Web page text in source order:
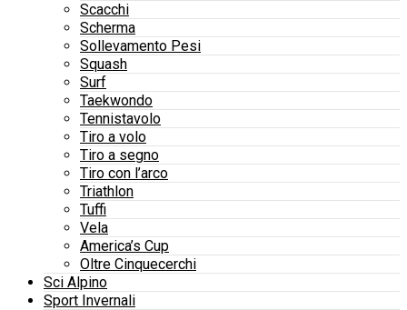
Scacchi
Scherma
Sollevamento Pesi
Squash
Surf
Taekwondo
Tennistavolo
Tiro a volo
Tiro a segno
Tiro con l’arco
Triathlon
Tuffi
Vela
America’s Cup
Oltre Cinquecerchi
Sci Alpino
Sport Invernali